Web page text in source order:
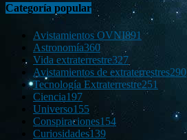
Categoría popular
Avistamientos OVNI891
Astronomía360
Vida extraterrestre327
Avistamientos de extraterrestres290
Tecnología Extraterrestre251
Ciencia197
Universo155
Conspiraciones154
Curiosidades139